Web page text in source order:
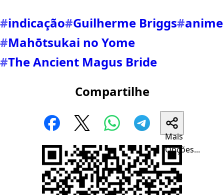
#indicação#Guilherme Briggs#anime
#Mahōtsukai no Yome
#The Ancient Magus Bride
Compartilhe
Mais
Opções...